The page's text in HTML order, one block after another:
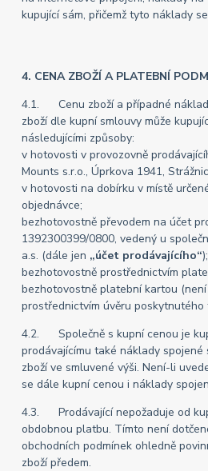
kupující sám, přičemž tyto náklady
4. CENA ZBOŽÍ A PLATEBNÍ
4.1. Cenu zboží a případné
zboží dle kupní smlouvy může
následujícími způsoby:
v hotovosti v provozovně
Mounts s.r.o., Úprkova 1941,
v hotovosti na dobírku v místě
objednávce;
bezhotovostně převodem na účet
1392300399/0800, vedený u
a.s. (dále jen „účet prodávajícího“);
bezhotovostně prostřednictvím
bezhotovostně platební kartou (není
prostřednictvím úvěru poskytnutého
4.2. Společně s kupní cenou je
prodávajícímu také náklady spojené
zboží ve smluvené výši. Není-li
se dále kupní cenou i náklady
4.3. Prodávající nepožaduje od
obdobnou platbu. Tímto není
obchodních podmínek ohledně
zboží předem.